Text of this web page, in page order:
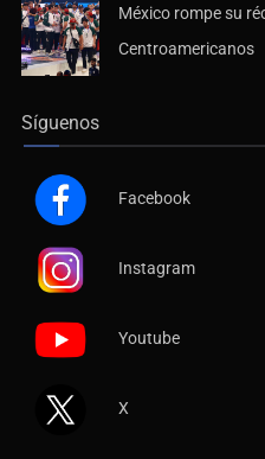
México rompe su
Centroamericanos
Síguenos
Facebook
Instagram
Youtube
X